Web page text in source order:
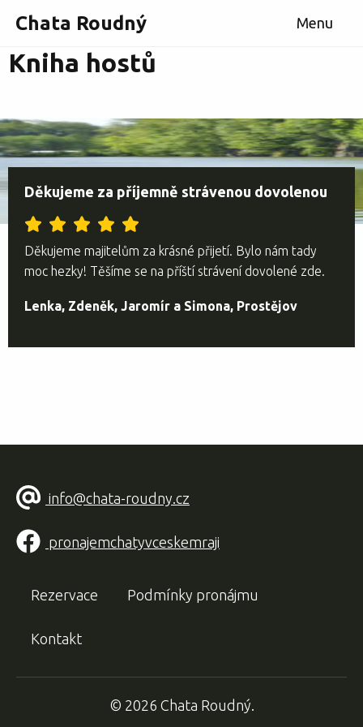
Chata Roudný Menu
Kniha hostů
Děkujeme za příjemně strávenou dovolenou
Děkujeme majitelům za krásné přijetí. Bylo nám tady
moc hezky! Těšíme se na příští strávení dovolené zde.
Lenka, Zdeněk, Jaromír a Simona, Prostějov
info@chata-roudny.cz
pronajemchatyvceskemraji
Rezervace Podmínky pronájmu
Kontakt
© 2026 Chata Roudný.